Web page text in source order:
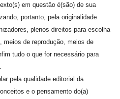
em questão é(são) de sua
portanto, pela originalidade
plenos direitos para escolha
meios de reprodução, meios de
tudo o que for necessário para
pela qualidade editorial da
e o pensamento do(a)